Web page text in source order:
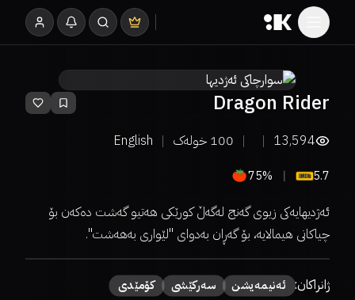
Dragon Rider
13,594
100 خولەک English
5.7
75%
ئەژدیھایەکی زیوی گەنج لەگەڵ کورێکی هەتیو گەشت دەکەن بۆ
چیاکانی ھیمالایە، بۆ گەڕان بەدوای "لێواری بەھەشت".
ژانراکان: ئەنیمەیشن سەركێشی كۆمێدی